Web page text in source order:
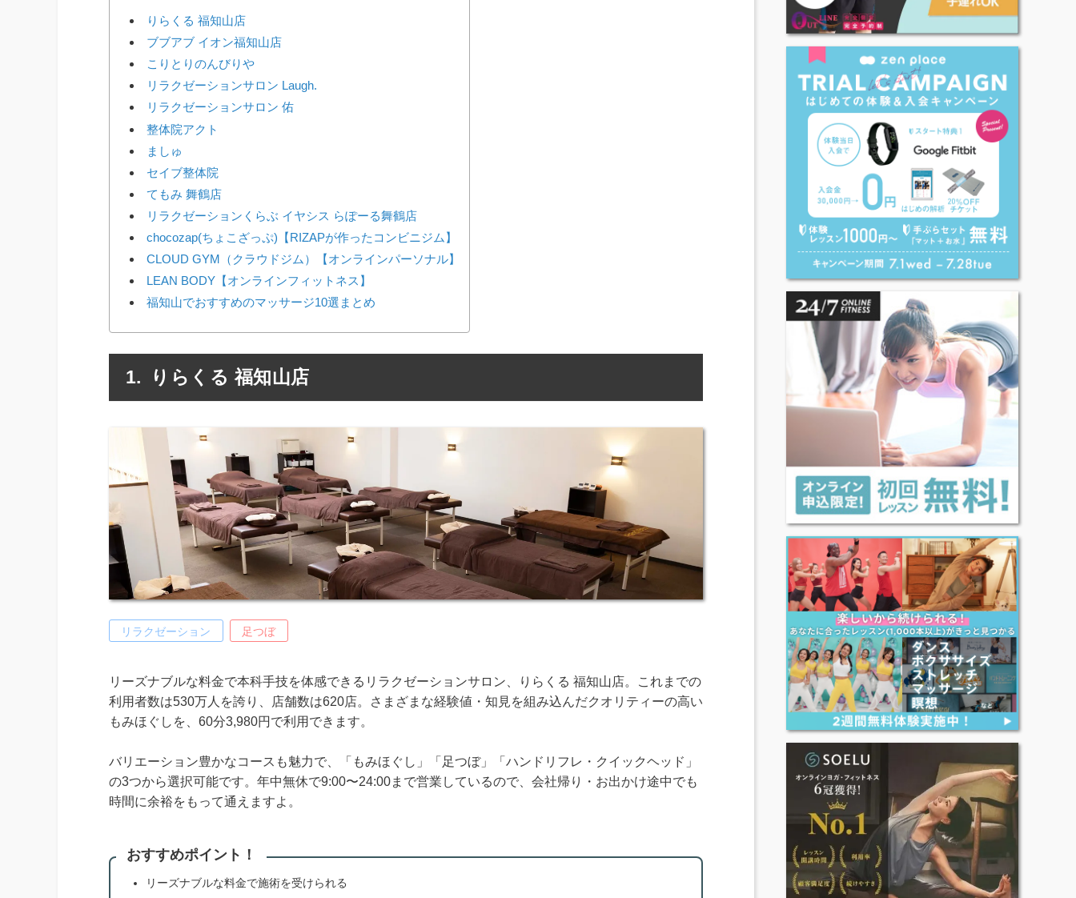
りらくる 福知山店
ブブアブ イオン福知山店
こりとりのんびりや
リラクゼーションサロン Laugh.
リラクゼーションサロン 佑
整体院アクト
ましゅ
セイブ整体院
てもみ 舞鶴店
リラクゼーションくらぶ イヤシス らぽーる舞鶴店
chocozap(ちょこざっぷ)【RIZAPが作ったコンビニジム】
CLOUD GYM（クラウドジム）【オンラインパーソナル】
LEAN BODY【オンラインフィットネス】
福知山でおすすめのマッサージ10選まとめ
りらくる 福知山店
リラクゼーション 足つぼ
リーズナブルな料金で本科手技を体感できるリラクゼーションサロン、りらくる 福知山店。これまでの
利用者数は530万人を誇り、店舗数は620店。さまざまな経験値・知見を組み込んだクオリティーの高い
もみほぐしを、60分3,980円で利用できます。
バリエーション豊かなコースも魅力で、「もみほぐし」「足つぼ」「ハンドリフレ・クイックヘッド」
の3つから選択可能です。年中無休で9:00〜24:00まで営業しているので、会社帰り・お出かけ途中でも
時間に余裕をもって通えますよ。
おすすめポイント！
リーズナブルな料金で施術を受けられる